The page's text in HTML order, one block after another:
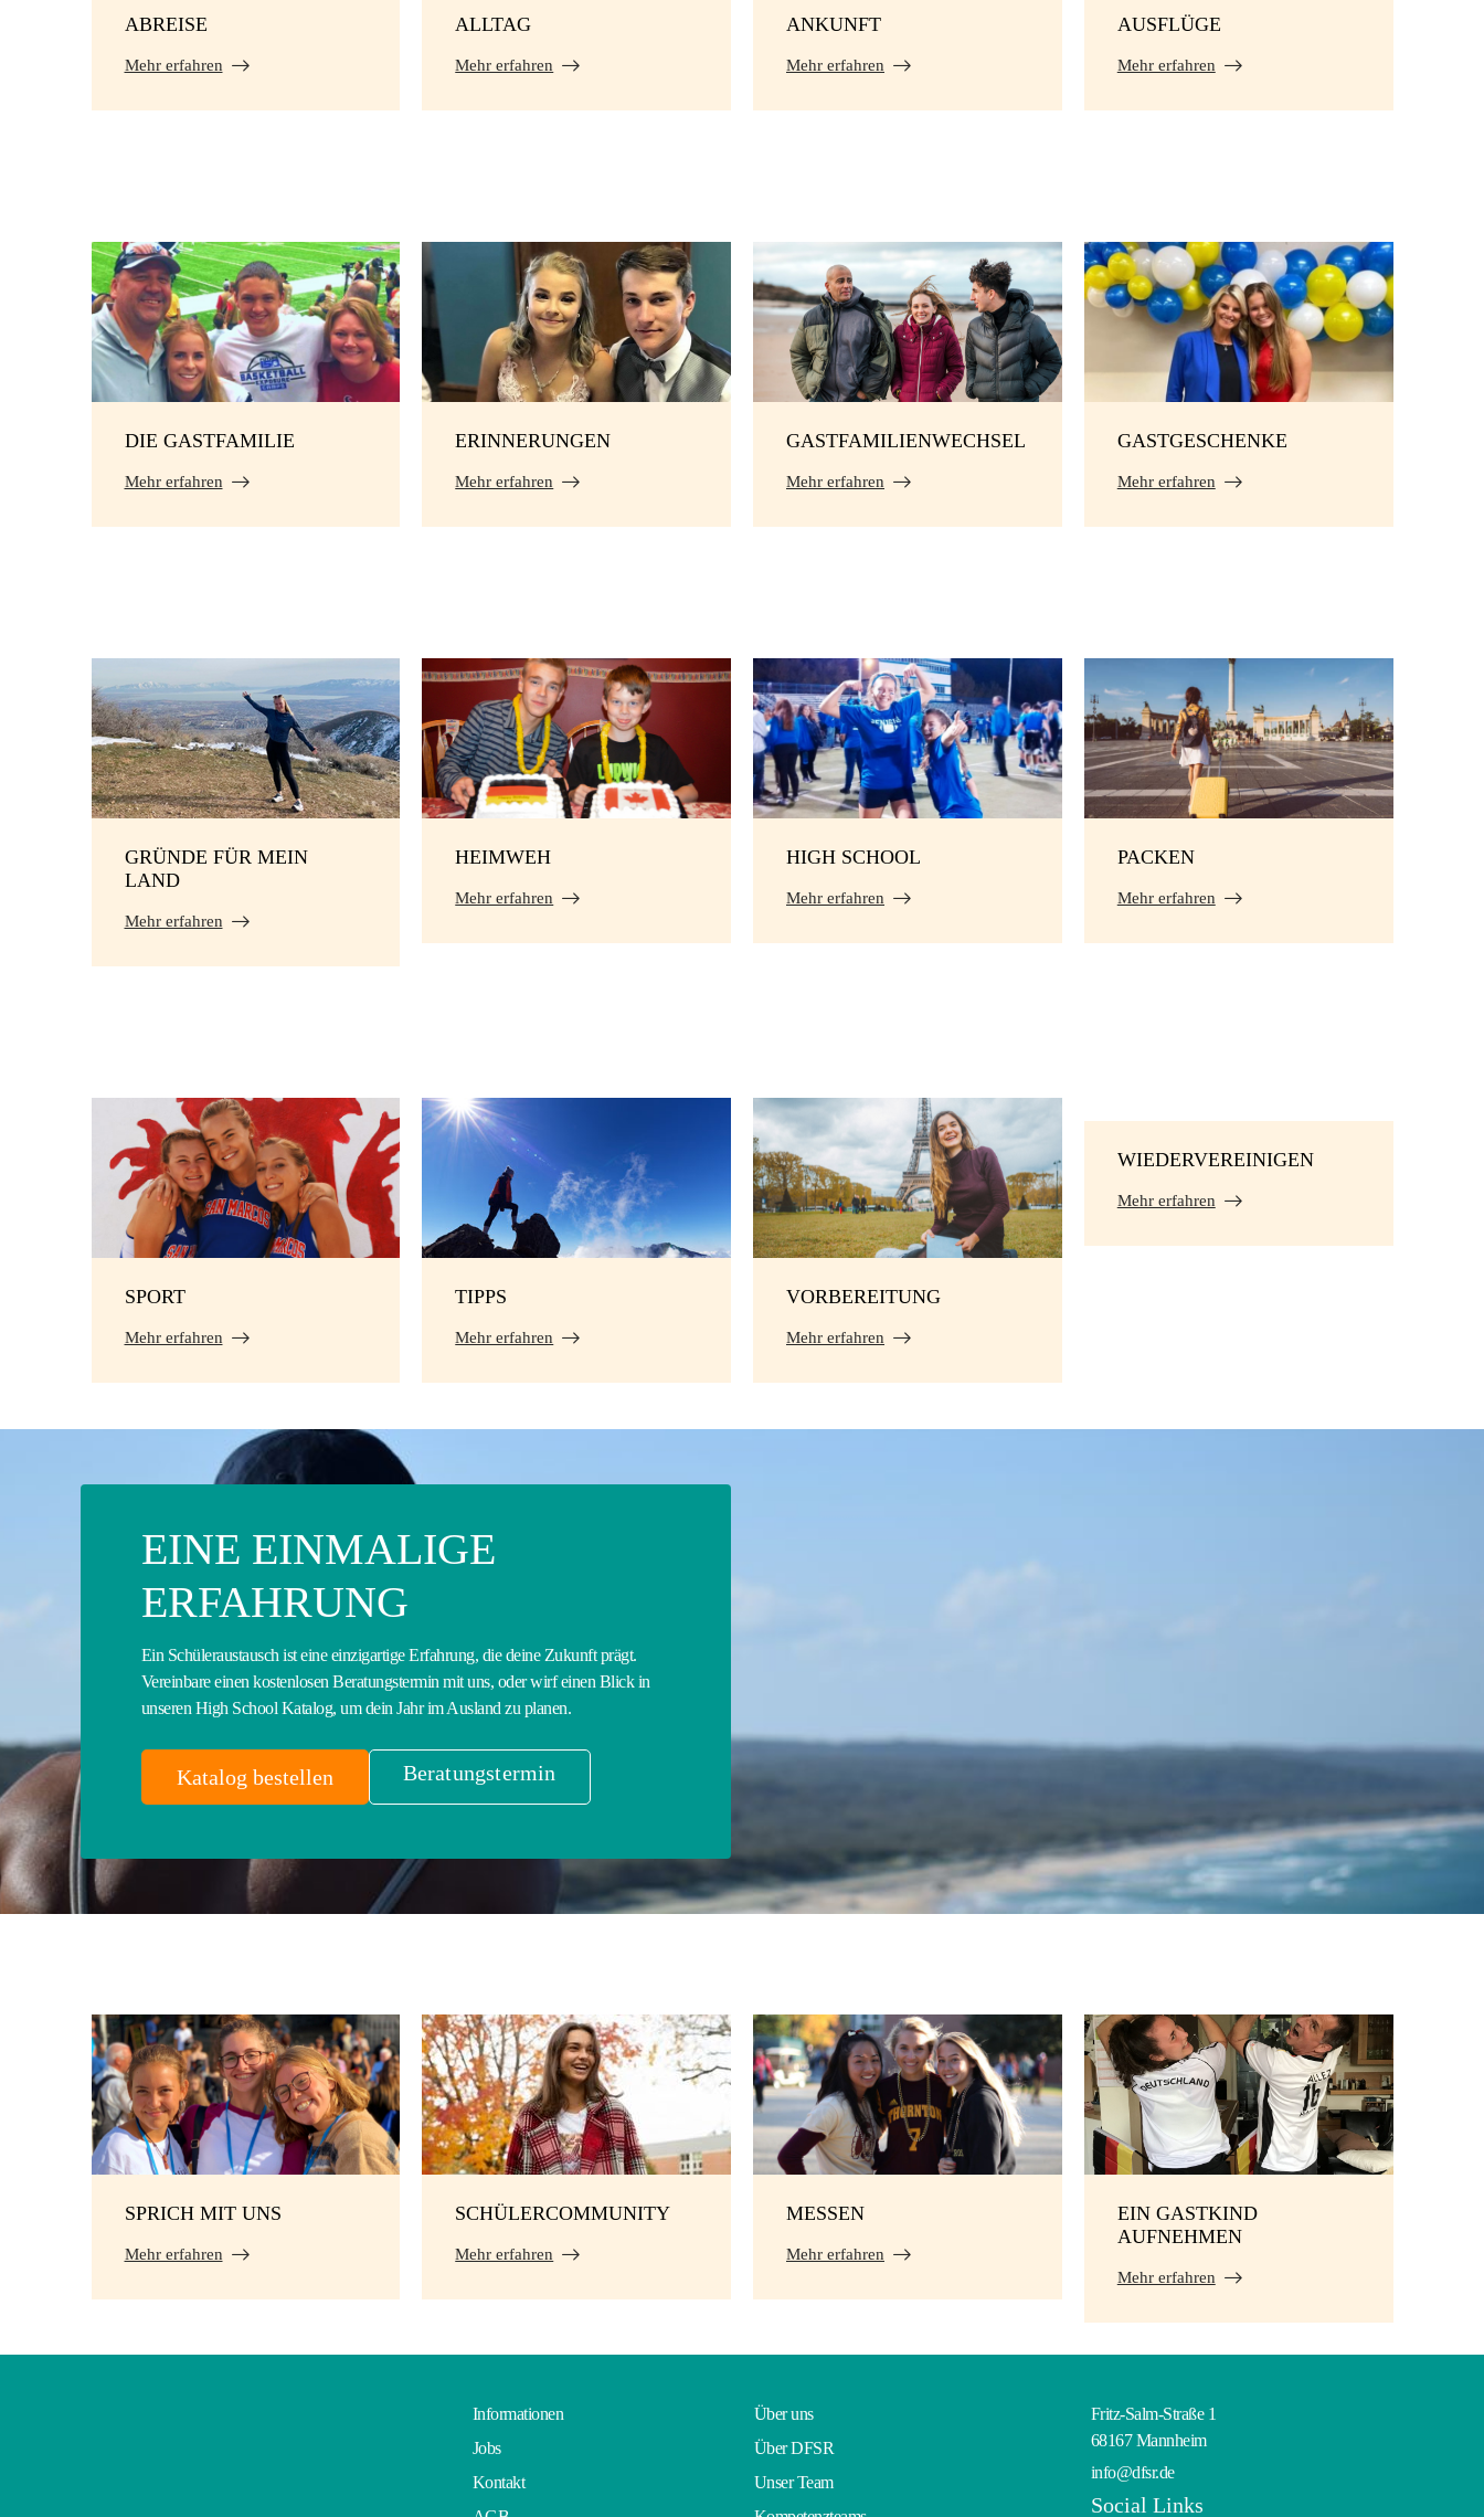
ABREISE
Mehr erfahren
ALLTAG
Mehr erfahren
ANKUNFT
Mehr erfahren
AUSFLÜGE
Mehr erfahren
DIE GASTFAMILIE
Mehr erfahren
ERINNERUNGEN
Mehr erfahren
GASTFAMILIENWECHSEL
Mehr erfahren
GASTGESCHENKE
Mehr erfahren
GRÜNDE FÜR MEIN
LAND
Mehr erfahren
HEIMWEH
Mehr erfahren
HIGH SCHOOL
Mehr erfahren
PACKEN
Mehr erfahren
SPORT
Mehr erfahren
TIPPS
Mehr erfahren
VORBEREITUNG
Mehr erfahren
WIEDERVEREINIGEN
Mehr erfahren
EINE EINMALIGE
ERFAHRUNG
Ein Schüleraustausch ist eine einzigartige Erfahrung, die deine Zukunft prägt.
Vereinbare einen kostenlosen Beratungstermin mit uns, oder wirf einen Blick in
unseren High School Katalog, um dein Jahr im Ausland zu planen.
Katalog bestellen Beratungstermin
SPRICH MIT UNS
Mehr erfahren
SCHÜLERCOMMUNITY
Mehr erfahren
MESSEN
Mehr erfahren
EIN GASTKIND
AUFNEHMEN
Mehr erfahren
Informationen
Jobs
Kontakt
Über uns
Über DFSR
Unser Team
Fritz-Salm-Straße 1
68167 Mannheim
info@dfsr.de
Social Links